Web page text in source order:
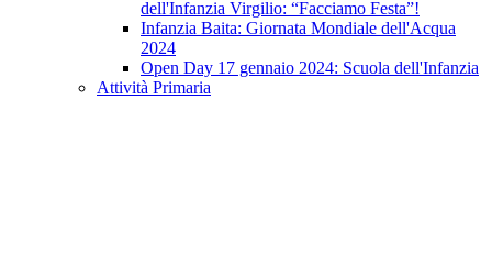
dell'Infanzia Virgilio: “Facciamo Festa”!
Infanzia Baita: Giornata Mondiale dell'Acqua
2024
Open Day 17 gennaio 2024: Scuola dell'Infanzia
Attività Primaria